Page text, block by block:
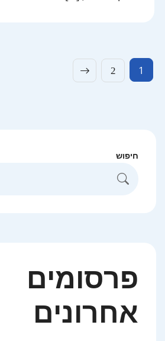
Posts
1
2
חיפוש
פרסומים
אחרונים